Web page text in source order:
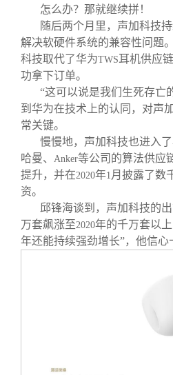
怎么办？那就继续拼！
随后两个月里，声加科技
解决软硬件系统的兼容性问题
科技取代了华为TWS耳机供应
功拿下订单。
“这可以说是我们生死存亡
到华为在技术上的认同，对声
常关键。
慢慢地，声加科技也进入了
哈曼、 Anker等公司的算法供应
提升，并在2020年1 月披露了数
资。
邱锋海谈到，声加科技的
万套飙涨至2020年的千万套以
年还能持续强劲增长”，他信心